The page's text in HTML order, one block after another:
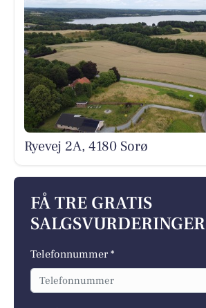
Ryevej 2A, 4180 Sorø
FÅ TRE GRATIS
SALGSVURDERINGER
Telefonnummer *